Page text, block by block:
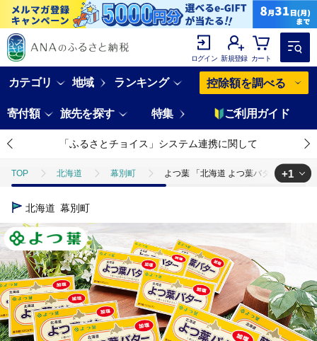
ログイン 新規登録 カート
カテゴリ 地域 ランキング 控除額を調べる
寄付額 旅先を探す 特集 ご利用ガイド
「ふるさとチョイス」システム連携に関して
TOP 北海道 幕別町 よつ葉 「北海道 よつ葉バター 加塩」
TOP
+1
北海道 幕別町